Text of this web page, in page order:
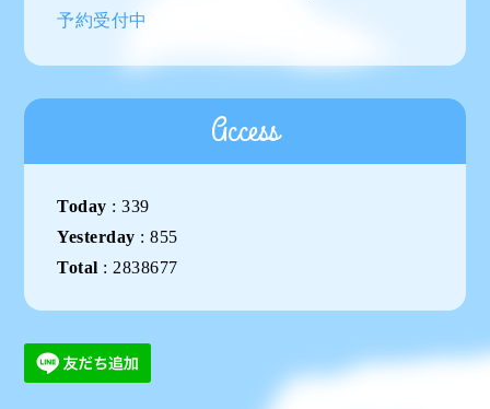
予約受付中
Access
Today :339
Yesterday :855
Total : 2838677